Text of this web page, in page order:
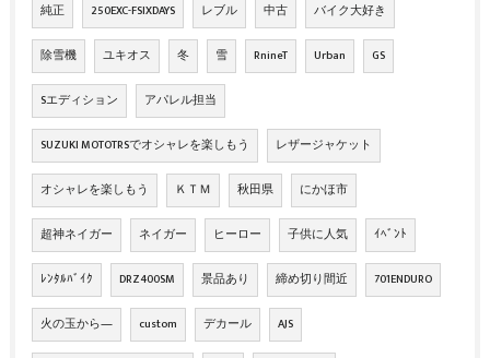
純正 250EXC-FSIXDAYS レブル 中古 バイク大好き
除雪機 ユキオス 冬 雪 RnineT Urban GS
Sエディション アパレル担当
SUZUKI MOTOTRSでオシャレを楽しもう レザージャケット
オシャレを楽しもう ＫＴＭ 秋田県 にかほ市
超神ネイガー ネイガー ヒーロー 子供に人気 ｲﾍﾞﾝﾄ
ﾚﾝﾀﾙﾊﾞｲｸ DRZ400SM 景品あり 締め切り間近 701ENDURO
火の玉から― custom デカール AJS